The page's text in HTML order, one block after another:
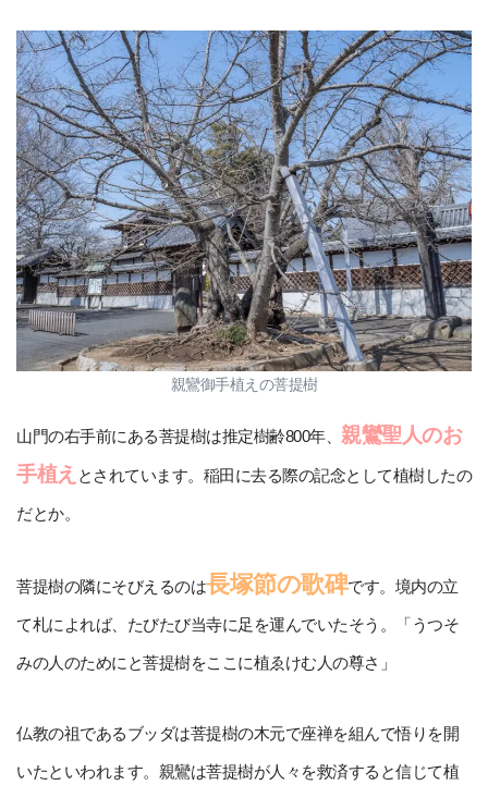
親鸞御手植えの菩提樹
山門の右手前にある菩提樹は推定樹齢800年、 親鸞聖人のお
手植え とされています。稲田に去る際の記念として植樹したの
だとか。
菩提樹の隣にそびえるのは長塚節の歌碑です。境内の立
て札によれば、たびたび当寺に足を運んでいたそう。「うつそ
みの人のためにと菩提樹をここに植ゑけむ人の尊さ」
仏教の祖であるブッダは菩提樹の木元で座禅を組んで悟りを開
いたといわれます。親鸞は菩提樹が人々を救済すると信じて植